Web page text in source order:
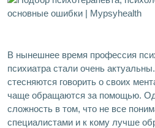
В нынешнее время профессия
психиатра стали очень
стесняются говорить о своих
чаще обращаются за помощью.
сложность в том, что не все
специалистами и к кому лучше